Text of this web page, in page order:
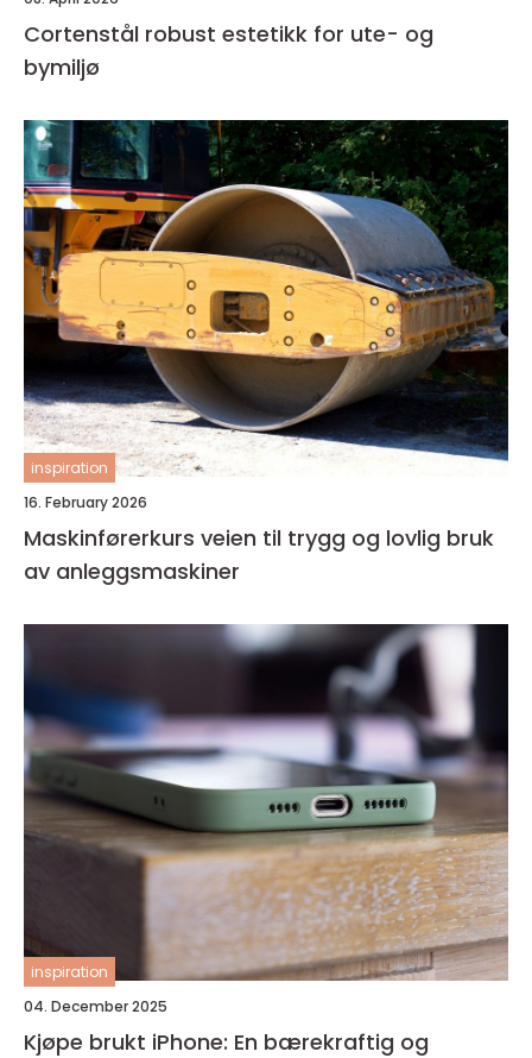
Cortenstål robust estetikk for ute- og
bymiljø
inspiration
16. February 2026
Maskinførerkurs veien til trygg og lovlig bruk
av anleggsmaskiner
inspiration
04. December 2025
Kjøpe brukt iPhone: En bærekraftig og